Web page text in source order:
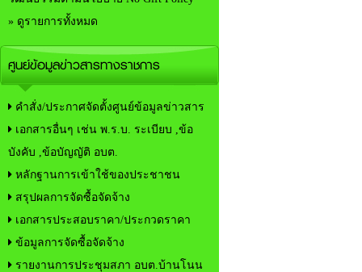
» ดูรายการทั้งหมด
ศูนย์ข้อมูลข่าวสารทางราชการ
คำสั่ง/ประกาศจัดตั้งศูนย์ข้อมูลข่าวสาร
เอกสารอื่นๆ เช่น พ.ร.บ. ระเบียบ ,ข้อ
บังคับ ,ข้อบัญญัติ อบต.
หลักฐานการเข้าใช้ของประชาชน
สรุปผลการจัดซื้อจัดจ้าง
เอกสารประสอบราคา/ประกวดราคา
ข้อมูลการจัดซื้อจัดจ้าง
รายงานการประชุมสภา อบต.บ้านโนน